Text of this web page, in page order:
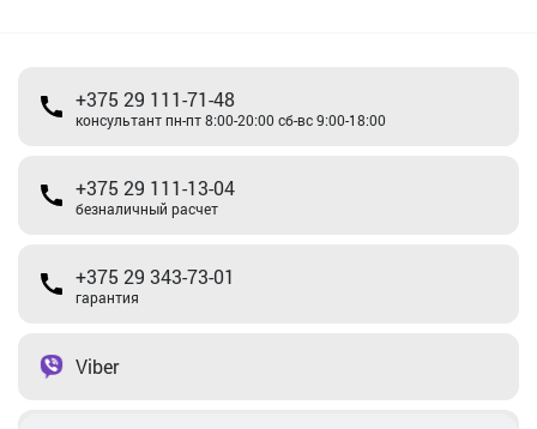
+375 29 111-71-48
консультант пн-пт 8:00-20:00 сб-вс 9:00-18:00
+375 29 111-13-04
безналичный расчет
+375 29 343-73-01
гарантия
Viber